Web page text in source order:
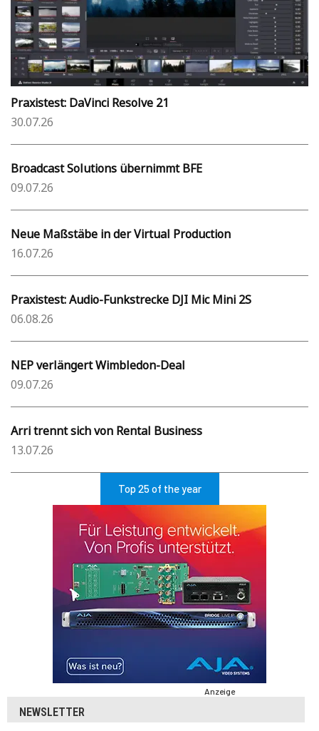
Praxistest: DaVinci Resolve 21
30.07.26
Broadcast Solutions übernimmt BFE
09.07.26
Neue Maßstäbe in der Virtual Production
16.07.26
Praxistest: Audio-Funkstrecke DJI Mic Mini 2S
06.08.26
NEP verlängert Wimbledon-Deal
09.07.26
Arri trennt sich von Rental Business
13.07.26
Top 25 of the year
Anzeige
NEWSLETTER